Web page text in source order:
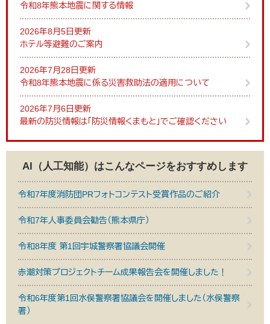
令和8年熊本地震に関する情報
2026年8月5日更新
ホテル等避難のご案内
2026年7月28日更新
令和8年熊本地震に係る災害救助法の適用について
2026年7月6日更新
最新の防災情報は「防災情報くまもと」でご確認ください
AI（人工知能）はこんなページをおすすめします
令和7年度消防団PRフォトコンテスト受賞作品のご紹介
令和7年人事委員会勧告（熊本県庁）
令和8年度 第1回宇城警察署協議会開催
赤潮対策プロジェクトチーム成果報告会を開催しました！
令和6年度第1回水俣警察署協議会を開催しました（水俣警察
署）